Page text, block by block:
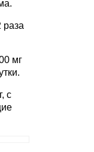
раза
мг
с